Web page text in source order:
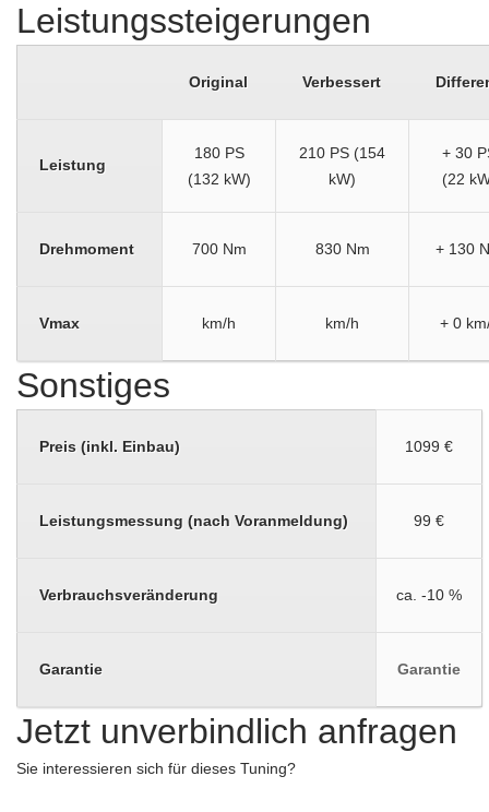
Leistungssteigerungen
Original Verbessert
Leistung
180 PS
(132 kW)
210 PS (154
kW)
+ 30
(22
Drehmoment 700 Nm 830 Nm + 130
Vmax km/h km/h + 0
Sonstiges
Preis (inkl. Einbau) 1099 €
Leistungsmessung (nach Voranmeldung) 99 €
Verbrauchsveränderung ca. -10 %
Garantie Garantie
Jetzt unverbindlich anfragen
Sie interessieren sich für dieses Tuning?